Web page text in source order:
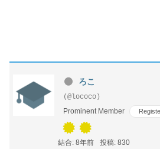
ろこ
(@lococo)
Prominent Member
結合: 8年前 投稿: 830